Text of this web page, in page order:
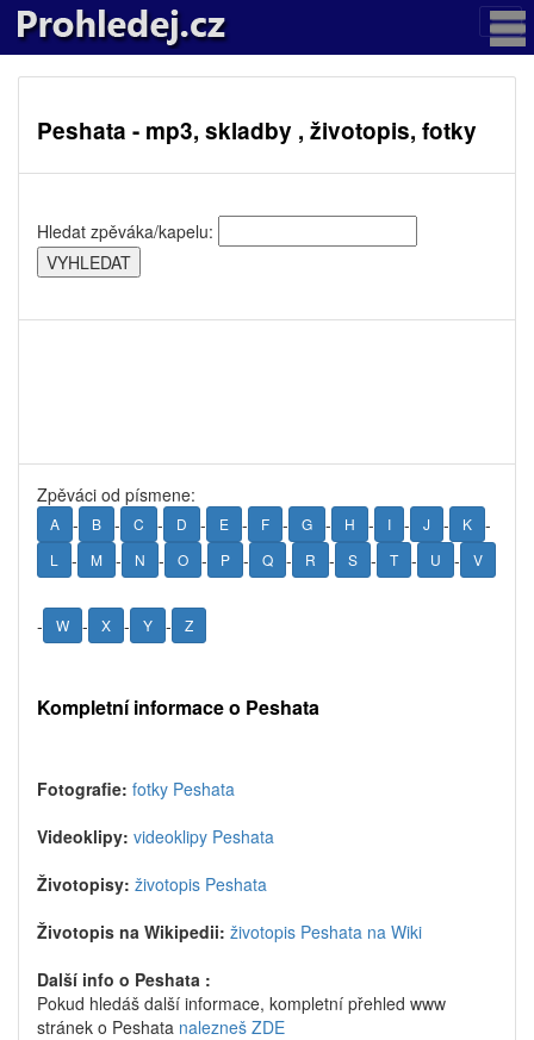
Peshata - mp3, skladby , životopis, fotky
Hledat zpěváka/kapelu:
Zpěváci od písmene:
A - B - C - D - E - F - G - H - I - J - K -
L - M - N - O - P - Q - R - S - T - U - V
- W - X - Y - Z
Kompletní informace o Peshata
Fotografie: fotky Peshata
Videoklipy: videoklipy Peshata
Životopisy: životopis Peshata
Životopis na Wikipedii: životopis Peshata na Wiki
Další info o Peshata :
Pokud hledáš další informace, kompletní přehled www
stránek o Peshata nalezneš ZDE